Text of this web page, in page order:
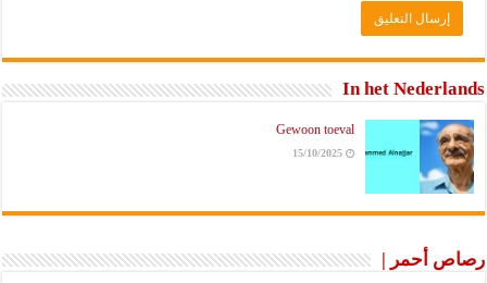
In het Nederlands
Gewoon toeval
15/10/2025
رصاص أحمر |